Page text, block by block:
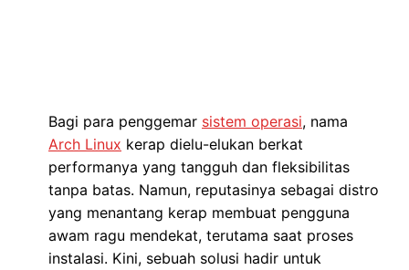
Bagi para penggemar sistem operasi, nama
Arch Linux kerap dielu-elukan berkat
performanya yang tangguh dan fleksibilitas
tanpa batas. Namun, reputasinya sebagai distro
yang menantang kerap membuat pengguna
awam ragu mendekat, terutama saat proses
instalasi. Kini, sebuah solusi hadir untuk